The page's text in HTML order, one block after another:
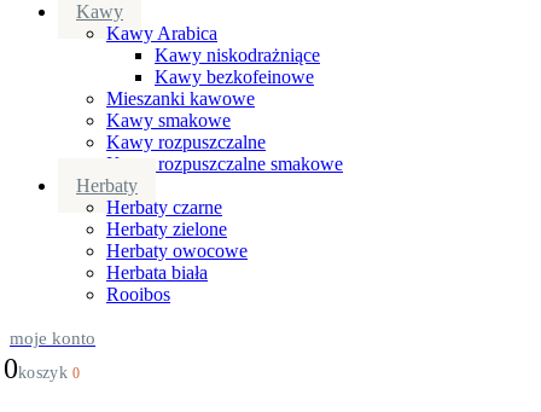
Kawy
Kawy Arabica
Kawy niskodrażniące
Kawy bezkofeinowe
Mieszanki kawowe
Kawy smakowe
Kawy rozpuszczalne
Kawy rozpuszczalne smakowe
Herbaty
Herbaty czarne
Herbaty zielone
Herbaty owocowe
Herbata biała
Rooibos
moje konto
0koszyk0